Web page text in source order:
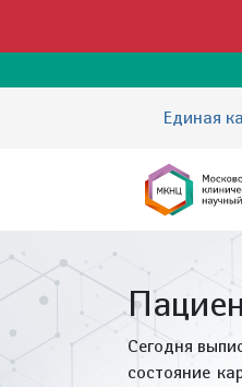
Единая
Сегодня
состояние